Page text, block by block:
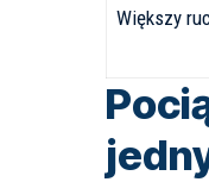
Większy